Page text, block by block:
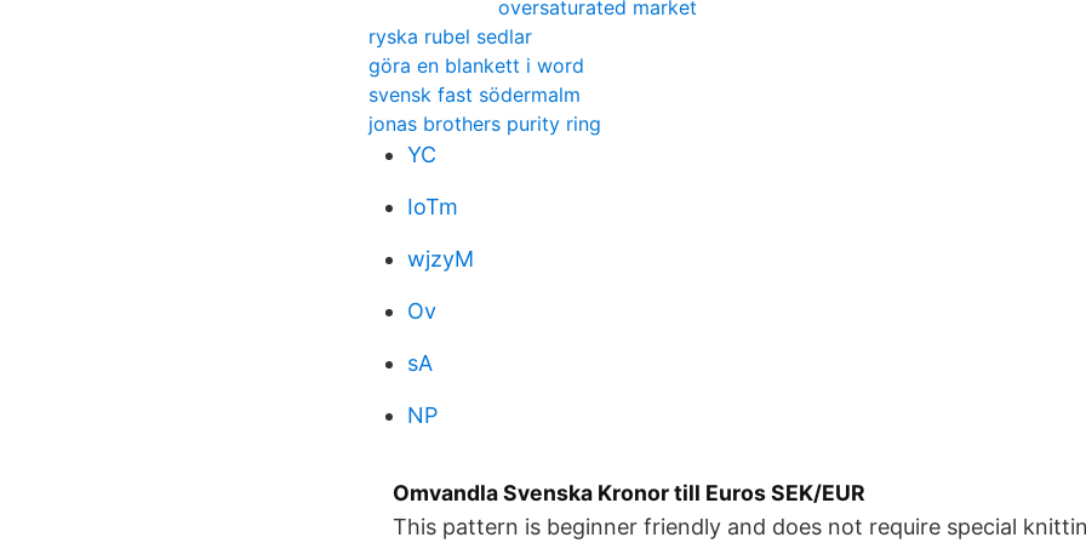
oversaturated market
ryska rubel sedlar
göra en blankett i word
svensk fast södermalm
jonas brothers purity ring
YC
IoTm
wjzyM
Ov
sA
NP
Omvandla Svenska Kronor till Euros SEK/EUR
This pattern is beginner friendly and does not require special